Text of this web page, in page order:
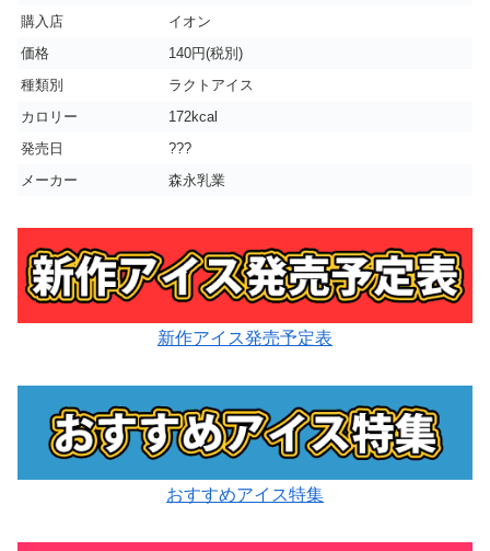
購入店
イオン
価格
140円(税別)
種類別
ラクトアイス
カロリー
172kcal
発売日
???
メーカー
森永乳業
新作アイス発売予定表
おすすめアイス特集